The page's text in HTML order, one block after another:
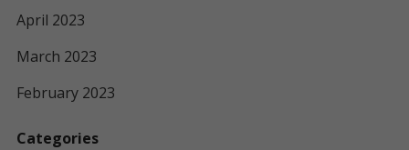
April 2023
March 2023
February 2023
Categories